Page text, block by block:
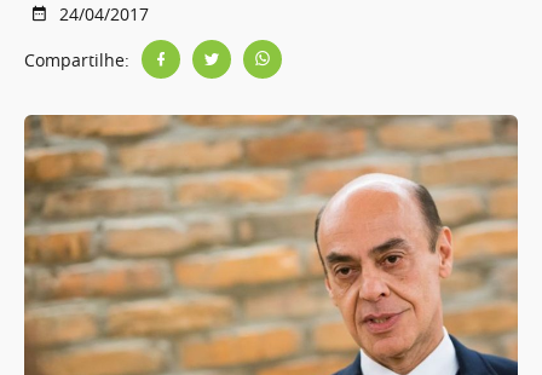
24/04/2017
Compartilhe: